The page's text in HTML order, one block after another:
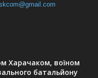
Харачаком, воїном
батальйону